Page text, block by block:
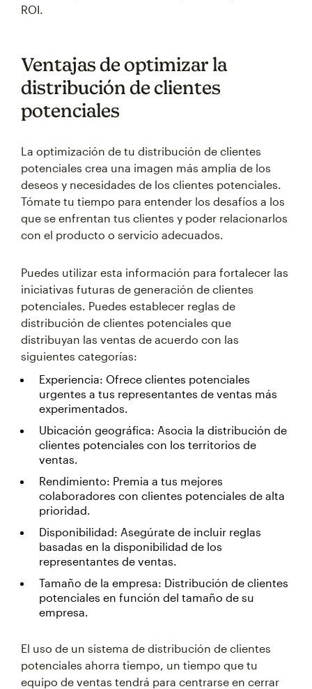
ROI.
Ventajas de optimizar la
distribución de clientes
potenciales
La optimización de tu distribución de clientes
potenciales crea una imagen más amplia de los
deseos y necesidades de los clientes potenciales.
Tómate tu tiempo para entender los desafíos a los
que se enfrentan tus clientes y poder relacionarlos
con el producto o servicio adecuados.
Puedes utilizar esta información para fortalecer las
iniciativas futuras de generación de clientes
potenciales. Puedes establecer reglas de
distribución de clientes potenciales que
distribuyan las ventas de acuerdo con las
siguientes categorías:
Experiencia: Ofrece clientes potenciales
urgentes a tus representantes de ventas más
experimentados.
Ubicación geográfica: Asocia la distribución de
clientes potenciales con los territorios de
ventas.
Rendimiento: Premia a tus mejores
colaboradores con clientes potenciales de alta
prioridad.
Disponibilidad: Asegúrate de incluir reglas
basadas en la disponibilidad de los
representantes de ventas.
Tamaño de la empresa: Distribución de clientes
potenciales en función del tamaño de su
empresa.
El uso de un sistema de distribución de clientes
potenciales ahorra tiempo, un tiempo que tu
equipo de ventas tendrá para centrarse en cerrar